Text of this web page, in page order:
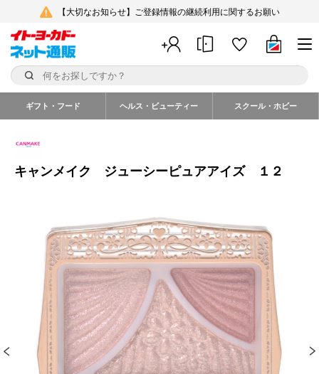
【大切なお知らせ】ご登録情報の継続利用に関するお願い
ギフト・フード ヘルス・ビューティー スクール・ホビー
キャンメイク ジューシーピュアアイズ １２